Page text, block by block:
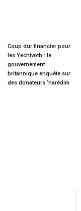
Coup dur financier pour
les Yechivoth : le
gouvernement
britannique enquête sur
des donateurs ‘harédim